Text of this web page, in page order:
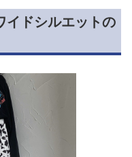
イドシルエットの